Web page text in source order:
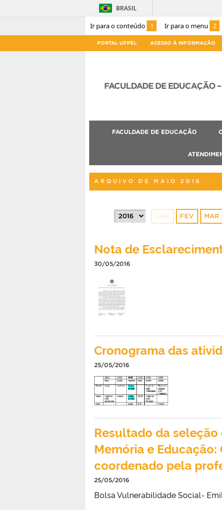
Ir para o conteúdo 1 Ir para o menu 2
BRASIL
PORTAL UFPEL ACESSO À INFORMAÇÃO
FACULDADE DE EDUCAÇÃO
FACULDADE DE EDUCAÇÃO
ARQUIVO DE MAIO 2016
JAN FEV MAR
Nota de
30/05/2016
Cronograma das
25/05/2016
Resultado da
Memória e
coordenado pela
25/05/2016
Bolsa Vulnerabilidade Social-